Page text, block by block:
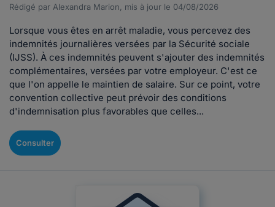
Rédigé par Alexandra Marion, mis à jour le 04/08/2026
Lorsque vous êtes en arrêt maladie, vous percevez des
indemnités journalières versées par la Sécurité sociale
(IJSS). À ces indemnités peuvent s'ajouter des indemnités
complémentaires, versées par votre employeur. C'est ce
que l'on appelle le maintien de salaire. Sur ce point, votre
convention collective peut prévoir des conditions
d'indemnisation plus favorables que celles...
Consulter